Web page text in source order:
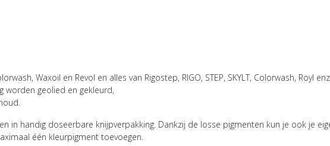
Waxoil en Revol en alles van Rigostep, RIGO, STEP, SKYLT, Colorwash, Royl
worden geolied en gekleurd,
in handig doseerbare knijpverpakking. Dankzij de losse pigmenten kun je ook je
één kleurpigment toevoegen.